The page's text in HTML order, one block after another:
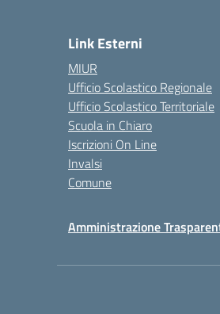
Link Esterni
MIUR
Ufficio Scolastico Regionale
Ufficio Scolastico Territoriale
Scuola in Chiaro
Iscrizioni On Line
Invalsi
Comune
Amministrazione